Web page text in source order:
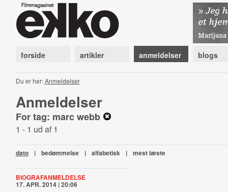
forside artikler anmeldelser blogs
Du er her:Anmeldelser
Anmeldelser
For tag: marc webb
1 - 1 ud af 1
dato | bedømmelse | alfabetisk | mest læste
BIOGRAFANMELDELSE
17. APR. 2014 | 20:06